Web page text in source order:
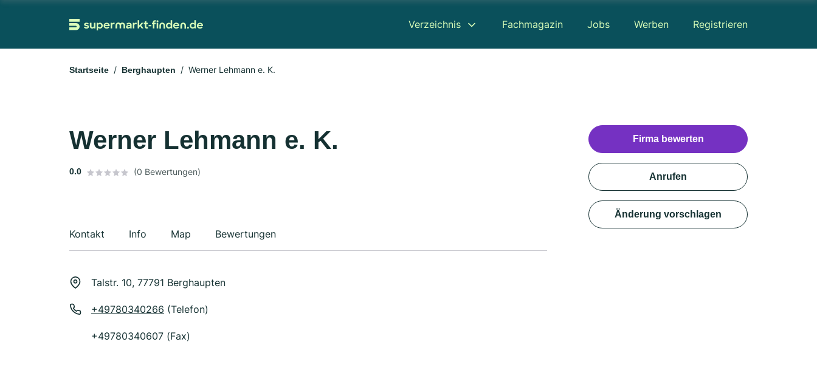
Verzeichnis Fachmagazin Jobs Werben Registrieren
Startseite Berghaupten Werner Lehmann e. K.
Werner Lehmann e. K.
0.0 (0 Bewertungen)
Kontakt Info Map Bewertungen
Talstr. 10, 77791 Berghaupten
+49780340266 (Telefon)
+49780340607 (Fax)
Firma bewerten
Anrufen
Änderung vorschlagen